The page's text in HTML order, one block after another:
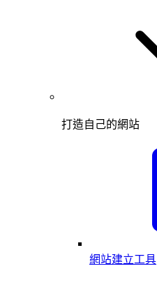
打造自己的網站
網站建立工具